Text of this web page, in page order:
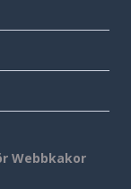
Webbkakor